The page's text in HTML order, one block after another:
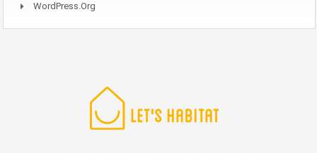
WordPress.org